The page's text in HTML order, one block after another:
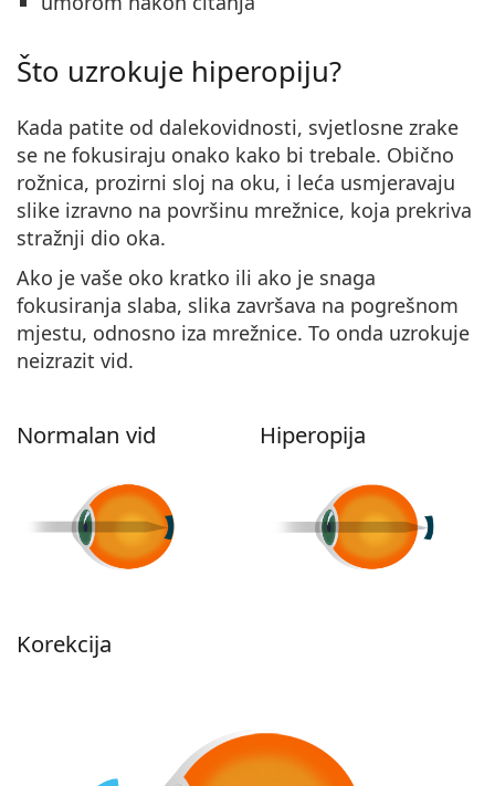
Što uzrokuje hiperopiju?
Kada patite od dalekovidnosti, svjetlosne zrake
se ne fokusiraju onako kako bi trebale. Obično
rožnica, prozirni sloj na oku, i leća usmjeravaju
slike izravno na površinu mrežnice, koja prekriva
stražnji dio oka.
Ako je vaše oko kratko ili ako je snaga
fokusiranja slaba, slika završava na pogrešnom
mjestu, odnosno iza mrežnice. To onda uzrokuje
neizrazit vid.
Normalan vid Hiperopija
Korekcija